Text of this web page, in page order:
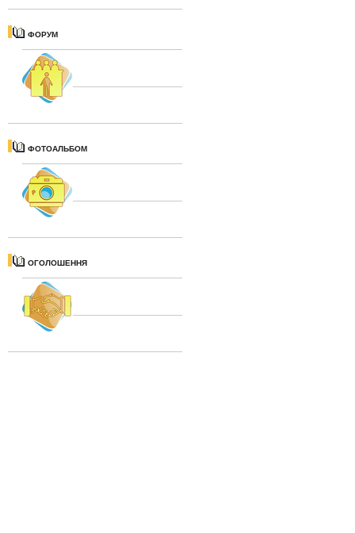
ФОРУМ
ФОТОАЛЬБОМ
ОГОЛОШЕННЯ